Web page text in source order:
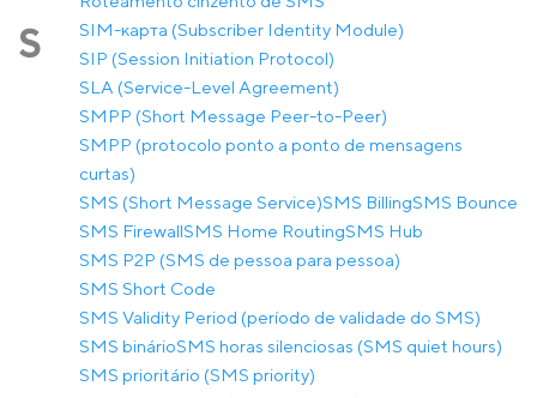
S
SIM-карта (Subscriber Identity Module)
SIP (Session Initiation Protocol)
SLA (Service-Level Agreement)
SMPP (Short Message Peer-to-Peer)
SMPP (protocolo ponto a ponto de mensagens
curtas)
SMS (Short Message Service)SMS BillingSMS Bounce
SMS FirewallSMS Home RoutingSMS Hub
SMS P2P (SMS de pessoa para pessoa)
SMS Short Code
SMS Validity Period (período de validade do SMS)
SMS binárioSMS horas silenciosas (SMS quiet hours)
SMS prioritário (SMS priority)